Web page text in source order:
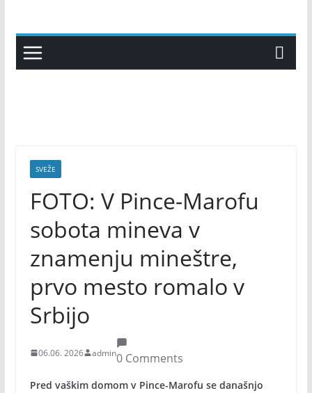
content
SVEŽE
FOTO: V Pince-Marofu
sobota mineva v
znamenju mineštre,
prvo mesto romalo v
Srbijo
06.06. 2026 admin0 Comments
Pred vaškim domom v Pince-Marofu se današnjo